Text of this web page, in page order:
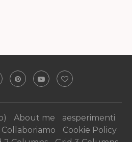
About me
aesperimenti
Collaboriamo
Cookie Policy